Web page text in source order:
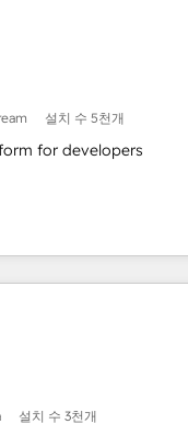
설치 수 5천개
for developers
설치 수 3천개